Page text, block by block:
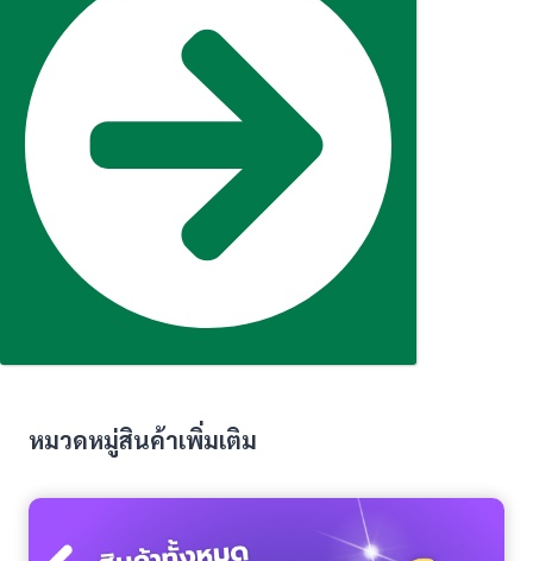
หมวดหมู่สินค้าเพิ่มเติม